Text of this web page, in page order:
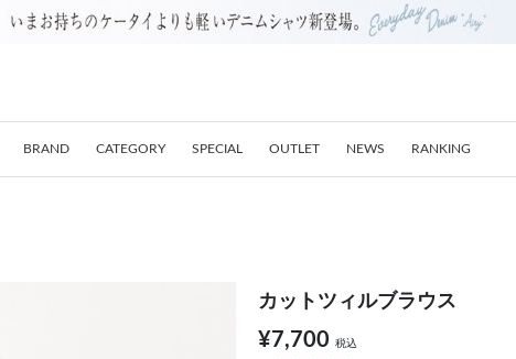
BRAND CATEGORY SPECIAL OUTLET NEWS RANKING
カットツィルブラウス
¥7,700 税込